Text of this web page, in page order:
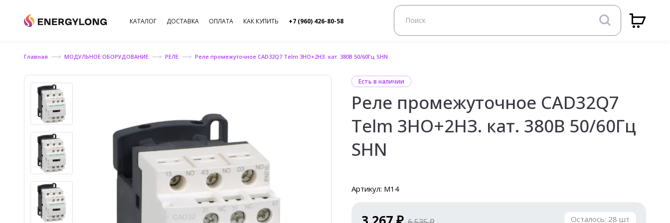
КАТАЛОГ ДОСТАВКА ОПЛАТА КАК КУПИТЬ +7 (960) 426-80-58
Главная МОДУЛЬНОЕ ОБОРУДОВАНИЕ РЕЛЕ Реле промежуточное CAD32Q7 Telm 3НО+2НЗ. кат. 380В 50/60Гц SHN
Есть в наличии
Реле промежуточное CAD32Q7
Telm 3НО+2НЗ. кат. 380В 50/60Гц
SHN
Артикул: М14
Осталось: 28 шт